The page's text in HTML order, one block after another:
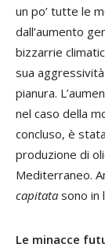
un po’ tutte le
dall’aumento
bizzarrie
sua
pianura.
nel caso della
concluso, è
produzione di
Mediterraneo.
capitata sono in
Le minacce